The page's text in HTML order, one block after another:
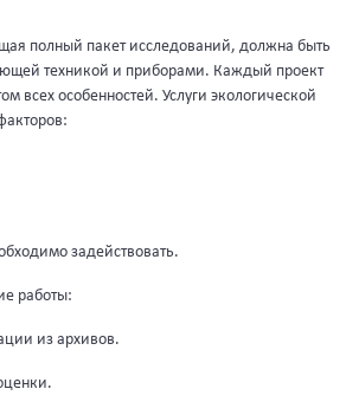
полный пакет исследований, должна быть
техникой и приборами. Каждый проект
всех особенностей. Услуги экологической
задействовать.
работы:
из архивов.